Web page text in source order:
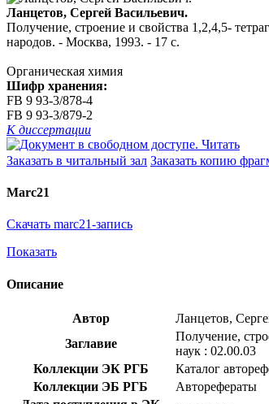
Ланцетов, Сергей Васильевич.
Получение, строение и свойства 1,2,4,5-
народов. - Москва, 1993. - 17 с.
Органическая химия
Шифр хранения:
FB 9 93-3/878-4
FB 9 93-3/879-2
К диссертации
Читать
Заказать в читальный зал Заказать копию
Marc21
Скачать marc21-запись
Показать
Описание
Автор
Ланцетов,
Заглавие
Получение,
наук : 02.00.03
Коллекции ЭК РГБ
Каталог
Коллекции ЭБ РГБ
Авторефераты